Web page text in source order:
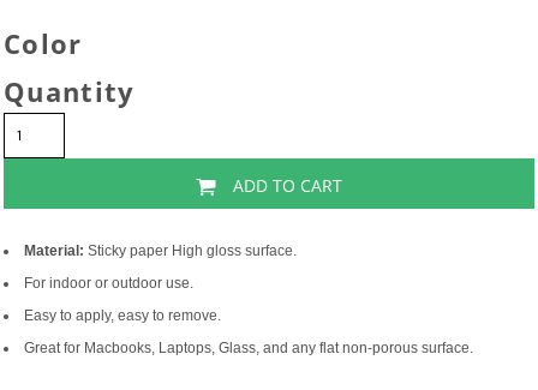
Color
Quantity
ADD TO CART
Material: Sticky paper High gloss surface.
For indoor or outdoor use.
Easy to apply, easy to remove.
Great for Macbooks, Laptops, Glass, and any flat non-porous surface.